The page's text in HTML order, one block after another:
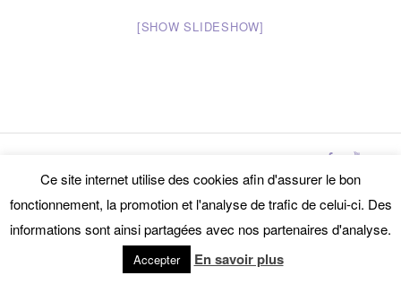
[SHOW SLIDESHOW]
Ce site internet utilise des cookies afin d'assurer le bon
fonctionnement, la promotion et l'analyse de trafic de celui-ci. Des
informations sont ainsi partagées avec nos partenaires d'analyse.
Accepter En savoir plus